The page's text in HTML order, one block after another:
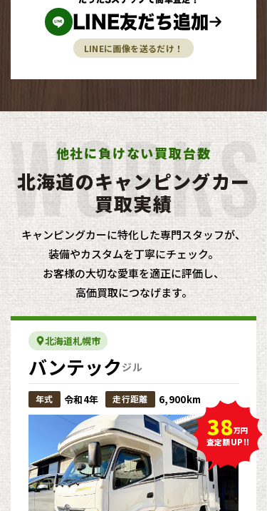
LINE友だち追加
LINEに画像を送るだけ！
他社に負けない買取台数
北海道のキャンピングカー
買取実績
キャンピングカーに特化した専門スタッフが、
装備やカスタムを丁寧にチェック。
お客様の大切な愛車を適正に評価し、
高価買取につなげます。
北海道札幌市
バンテックジル
年式 令和4年 走行距離 6,900km
38万円
査定額UP!!